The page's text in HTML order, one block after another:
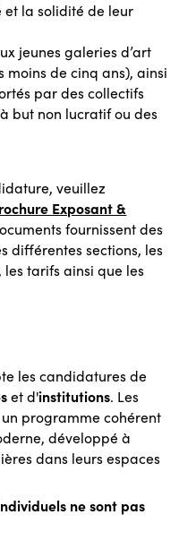
et la solidité de leur
jeunes galeries d’art
de cinq ans), ainsi
par des collectifs
but non lucratif ou des
veuillez
Exposant &
fournissent des
différentes sections, les
tarifs ainsi que les
les candidatures de
et d'institutions. Les
programme cohérent
développé à
dans leurs espaces
ne sont pas